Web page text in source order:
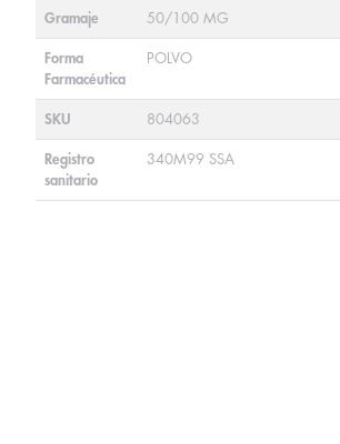
Gramaje 50/100 MG
Forma
Farmacéutica
POLVO
SKU 804063
Registro
sanitario
340M99 SSA